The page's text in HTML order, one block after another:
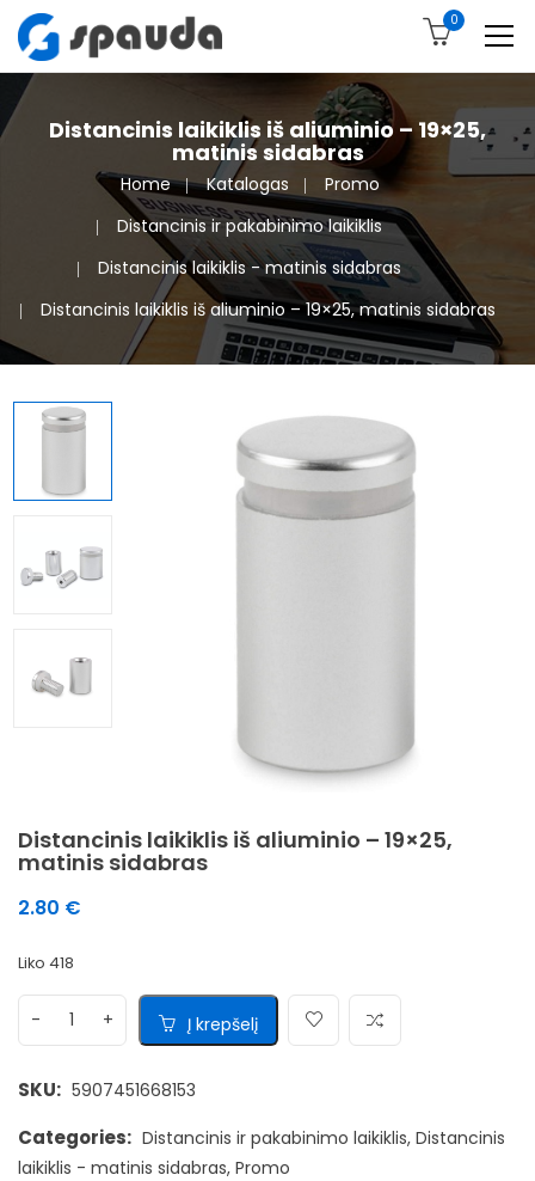
0
Distancinis laikiklis iš aliuminio – 19×25,
matinis sidabras
Home Katalogas
Promo
Distancinis ir pakabinimo laikiklis
Distancinis laikiklis - matinis sidabras
Distancinis laikiklis iš aliuminio – 19×25, matinis sidabras
Distancinis laikiklis iš aliuminio – 19×25,
matinis sidabras
2.80 €
Liko 418
Į krepšelį
SKU: 5907451668153
Categories: Distancinis ir pakabinimo laikiklis, Distancinis
laikiklis - matinis sidabras, Promo